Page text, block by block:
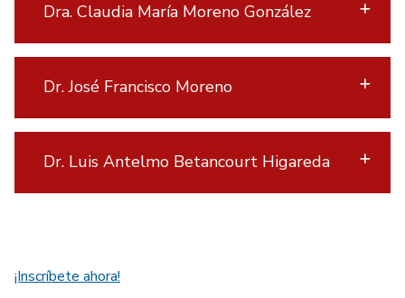
Dra. Claudia María Moreno González
Dr. José Francisco Moreno
Dr. Luis Antelmo Betancourt Higareda
¡Inscríbete ahora!